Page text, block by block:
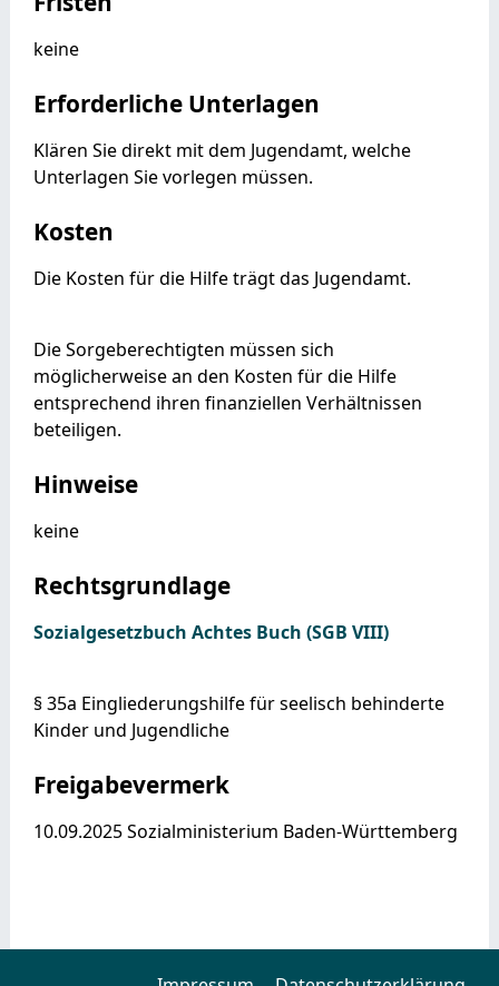
keine
Erforderliche Unterlagen
Klären Sie direkt mit dem Jugendamt, welche
Unterlagen Sie vorlegen müssen.
Kosten
Die Kosten für die Hilfe trägt das Jugendamt.
Die Sorgeberechtigten müssen sich
möglicherweise an den Kosten für die Hilfe
entsprechend ihren finanziellen Verhältnissen
beteiligen.
Hinweise
keine
Rechtsgrundlage
Sozialgesetzbuch Achtes Buch (SGB VIII)
§ 35a Eingliederungshilfe für seelisch behinderte
Kinder und Jugendliche
Freigabevermerk
10.09.2025 Sozialministerium Baden-Württemberg